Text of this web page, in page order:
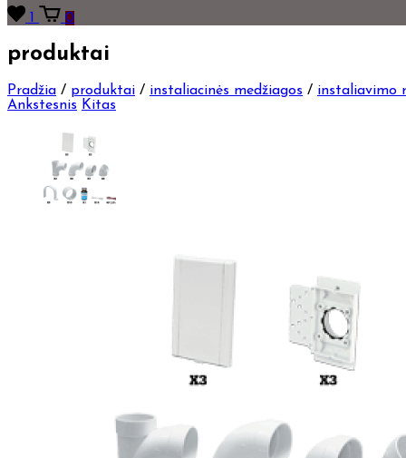
0
produktai
Pradžia / produktai / instaliacinės medžiagos / instaliavimo
Ankstesnis Kitas